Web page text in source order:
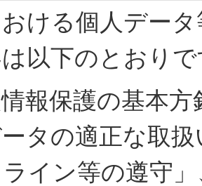
ける個人デー
以下のとおり
情報保護の基本
タの適正な取
イン等の遵守